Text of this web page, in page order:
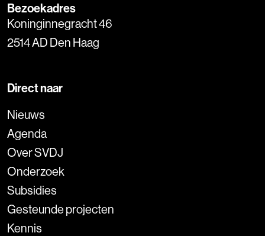
Bezoekadres
Koninginnegracht 46
2514 AD Den Haag
Direct naar
Nieuws
Agenda
Over SVDJ
Onderzoek
Subsidies
Gesteunde projecten
Kennis